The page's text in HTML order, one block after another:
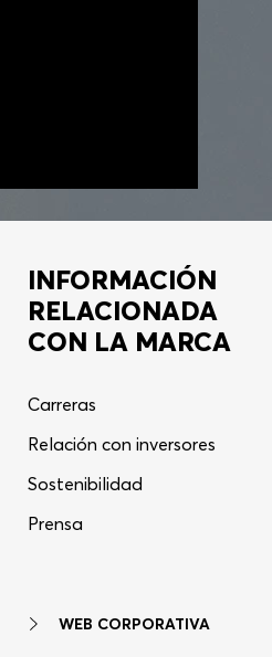
INFORMACIÓN
RELACIONADA
CON LA MARCA
Carreras
Relación con inversores
Sostenibilidad
Prensa
WEB CORPORATIVA